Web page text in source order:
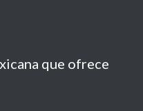
que ofrece